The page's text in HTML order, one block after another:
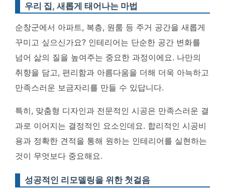
우리 집, 새롭게 태어나는 마법
순창군에서 아파트, 복층, 원룸 등 주거 공간을 새롭게
꾸미고 싶으신가요? 인테리어는 단순한 공간 변화를
넘어 삶의 질을 높여주는 중요한 과정이에요. 나만의
취향을 담고, 편리함과 아름다움을 더해 더욱 아늑하고
만족스러운 보금자리를 만들 수 있답니다.
특히, 맞춤형 디자인과 전문적인 시공은 만족스러운 결
과로 이어지는 결정적인 요소인데요. 합리적인 시공비
용과 정확한 견적을 통해 원하는 인테리어를 실현하는
것이 무엇보다 중요해요.
성공적인 리모델링을 위한 첫걸음